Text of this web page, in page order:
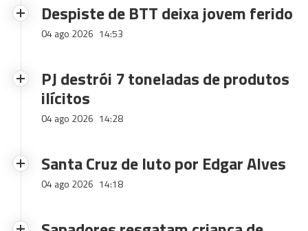
Despiste de BTT deixa jovem ferido
04 ago 2026 14:53
PJ destrói 7 toneladas de produtos
ilícitos
04 ago 2026 14:28
Santa Cruz de luto por Edgar Alves
04 ago 2026 14:18